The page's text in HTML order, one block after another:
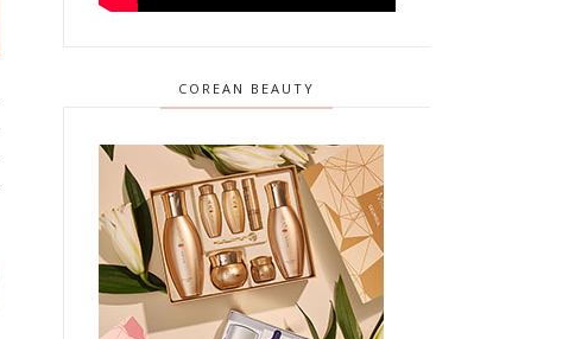
COREAN BEAUTY